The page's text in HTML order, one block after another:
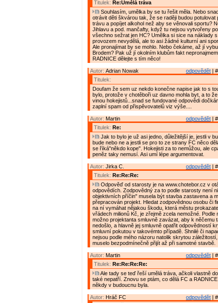
Titulek: Re:Umělá tráva
Souhlasím, umělka by se tu řešit měla. Nebo
otrávit děti škvárou tak, že se raději budou potulovat
trávu a popíjet alkohol než aby se věnovali sportu?
Jihlavu a pod. mančafty, když tu nejsou vytvořeny
všechno sežrat jen HC? Umělka si sice na náklady
provozem nevydělá, ale to asi žádné kulturní ani
Ale pronajímat by se mohlo. Nebo čekáme, až jí
Brodem? Pak už jí okolním klubům fakt
RADNICE dělejte s tím něco!
odpovědět |
Autor: Adrian Nowak
Titulek:
Doufam že sem uz nekdo konečne napise jak to s
bylo, protože v chotěboři uz davno mohla byt, a to
vinou hokejistů...snad se fundované odpovědi
zaplní spam od přispěvovatelů viz výše....
odpovědět |
Autor: Martin
Titulek: Re:
Jak to bylo je už asi jedno, důležitější je, jestli v
bude nebo ne a jestli se pro to ze strany FC něco
se říká"někdo kope". Hokejisti za to nemůžou, ale
peněz taky nemusí. Asi umí lépe argumentovat.
odpovědět |
Autor: Jirka C.
Titulek: Re:Re:Re:
Odpověď od starosty je na www.chotebor.cz v
odpovědích. Zodpovědný za to podle starosty není
objektivních příčin" musela být stavba zastavena a
přepracován projekt. Hledat zodpovědnou osobu či
na ní vymáhat nějakou škodu, která městu
vřádech milionů Kč, je zřejmě zcela nemožné. Podle
možno projektanta smluvně zavázat, aby k něčemu
nedošlo, a hlavně jej smluvně opatřit odpovědností
smluvní pokutou v takovémto případě. Shnilé či
nejsou podle mého názoru natolik skrytou
muselo bezpodmínečně přijít až při samotné stavbě.
odpovědět |
Autor: Martin
Titulek: Re:Re:Re:Re:
Ale tady se teď řeší umělá tráva, ačkoli vlastně
také nepatří. Znovu se ptám, co dělá FC a
někdy v budoucnu byla.
odpovědět |
Autor: Hráč FC